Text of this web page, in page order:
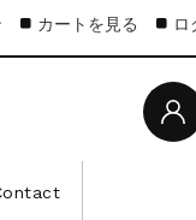
カートを見る ロ